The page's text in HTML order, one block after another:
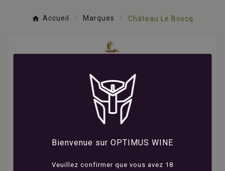
Bienvenue sur OPTIMUS WINE
Veuillez confirmer que vous avez 18
Accueil Marques Château Le Boscq
Vins Château Le Boscq
Château Le Boscqest un domaine viticole
prestigieux situé dans l'appellation
vignoble s’étend sur un terroir de graves garonnaises
Estèphe, conférant au vin puissance, élégance et un